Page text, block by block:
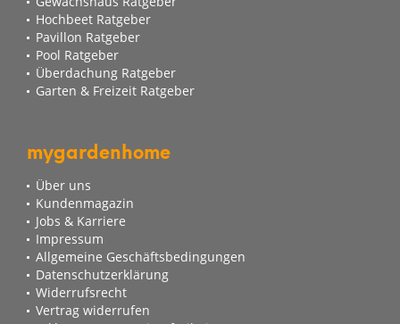
Hochbeet Ratgeber
Pavillon Ratgeber
Pool Ratgeber
Überdachung Ratgeber
Garten & Freizeit Ratgeber
mygardenhome
Über uns
Kundenmagazin
Jobs & Karriere
Impressum
Allgemeine Geschäftsbedingungen
Datenschutzerklärung
Widerrufsrecht
Vertrag widerrufen